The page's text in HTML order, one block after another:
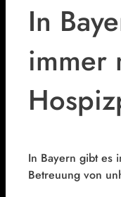
In
immer
In Bayern gibt es
Betreuung von